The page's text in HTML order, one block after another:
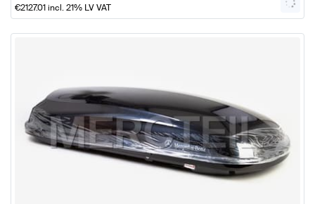
€2127.01incl. 21% LV VAT